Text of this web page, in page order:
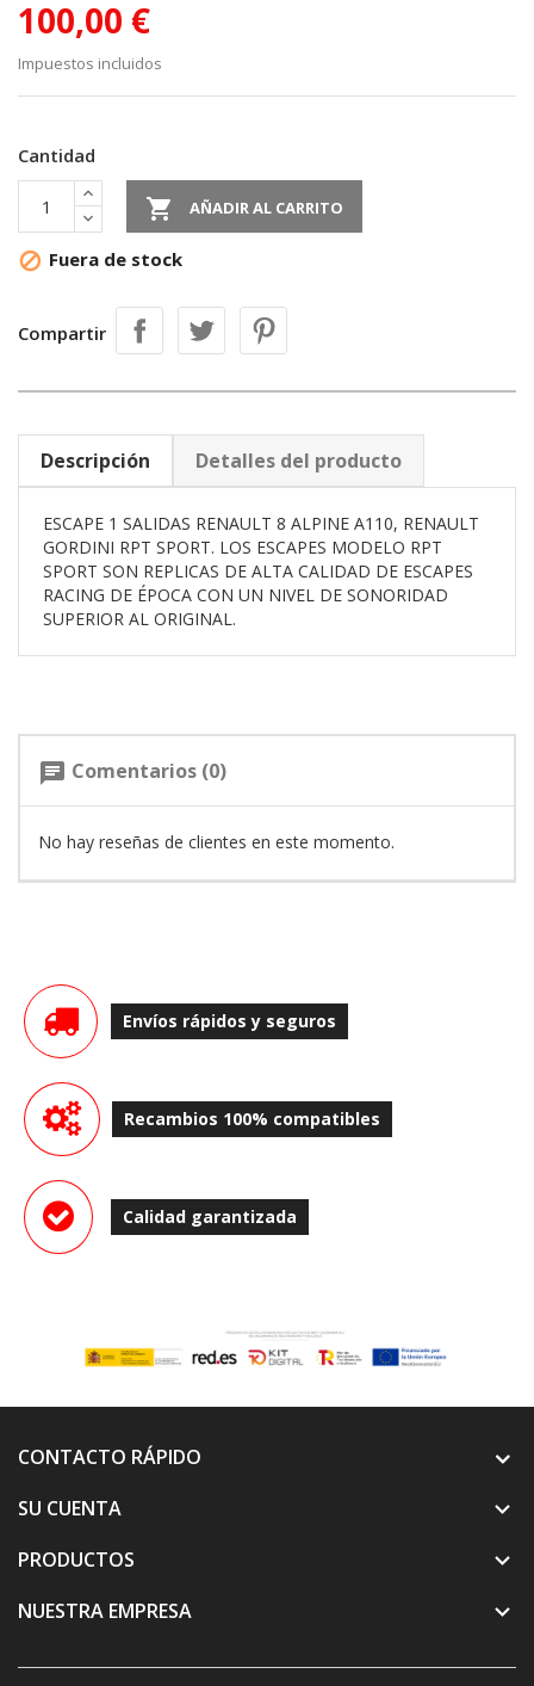
100,00 €
Impuestos incluidos
Cantidad
 AÑADIR AL CARRITO
 Fuera de stock
Compartir
Descripción Detalles del producto
ESCAPE 1 SALIDAS RENAULT 8 ALPINE A110, RENAULT
GORDINI RPT SPORT. LOS ESCAPES MODELO RPT
SPORT SON REPLICAS DE ALTA CALIDAD DE ESCAPES
RACING DE ÉPOCA CON UN NIVEL DE SONORIDAD
SUPERIOR AL ORIGINAL.
chat Comentarios (0)
No hay reseñas de clientes en este momento.
Envíos rápidos y seguros
Recambios 100% compatibles
Calidad garantizada
CONTACTO RÁPIDO
SU CUENTA

PRODUCTOS 
NUESTRA EMPRESA 